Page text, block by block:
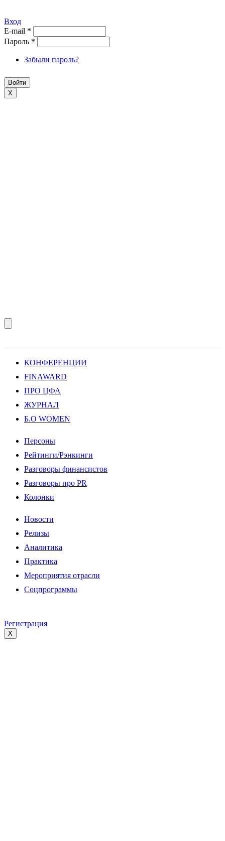
Вход
E-mail *
Пароль *
Забыли пароль?
X
КОНФЕРЕНЦИИ
FINAWARD
ПРО ЦФА
ЖУРНАЛ
Б.О WOMEN
Персоны
Рейтинги/Рэнкинги
Разговоры финансистов
Разговоры про PR
Колонки
Новости
Релизы
Аналитика
Практика
Мероприятия отрасли
Соцпрограммы
Регистрация
X